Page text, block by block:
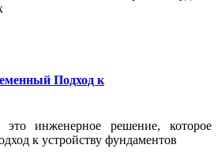
Подход к
инженерное решение, которое
к устройству фундаментов